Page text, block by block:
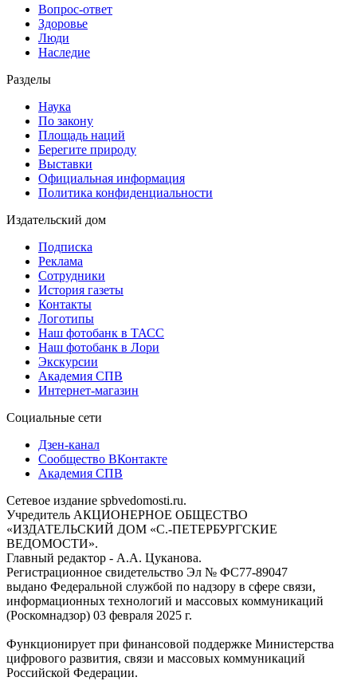
Вопрос-ответ
Здоровье
Люди
Наследие
Разделы
Наука
По закону
Площадь наций
Берегите природу
Выставки
Официальная информация
Политика конфиденциальности
Издательский дом
Подписка
Реклама
Сотрудники
История газеты
Контакты
Логотипы
Наш фотобанк в ТАСС
Наш фотобанк в Лори
Экскурсии
Академия СПВ
Интернет-магазин
Социальные сети
Дзен-канал
Сообщество ВКонтакте
Академия СПВ
Сетевое издание spbvedomosti.ru.
Учредитель АКЦИОНЕРНОЕ ОБЩЕСТВО
«ИЗДАТЕЛЬСКИЙ ДОМ «С.-ПЕТЕРБУРГСКИЕ
ВЕДОМОСТИ».
Главный редактор - А.А. Цуканова.
Регистрационное свидетельство Эл № ФС77-89047
выдано Федеральной службой по надзору в сфере связи,
информационных технологий и массовых коммуникаций
(Роскомнадзор) 03 февраля 2025 г.
Функционирует при финансовой поддержке Министерства
цифрового развития, связи и массовых коммуникаций
Российской Федерации.